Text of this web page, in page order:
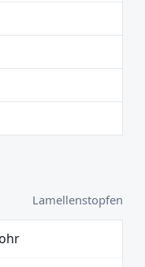
Lamellenstopfen